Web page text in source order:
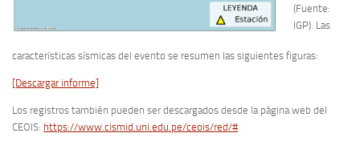
(Fuente:
IGP). Las
características sísmicas del evento se resumen las siguientes figuras:
[Descargar informe]
Los registros también pueden ser descargados desde la página web del
CEOIS: https://www.cismid.uni.edu.pe/ceois/red/#